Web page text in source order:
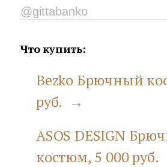
@gittabanko
Что купить:
Bezko Брючный
руб. →
ASOS DESIGN
костюм, 5 000